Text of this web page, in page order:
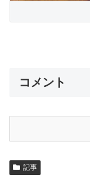
コメント
記事